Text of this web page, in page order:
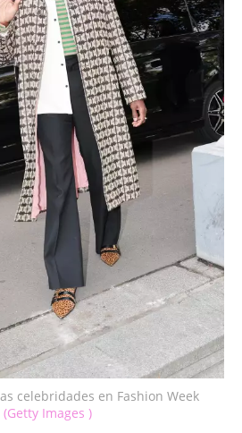
celebridades en Fashion Week
(Getty Images )